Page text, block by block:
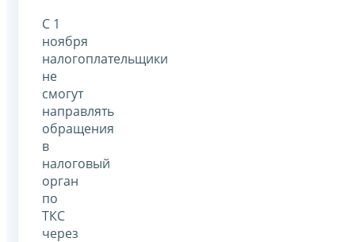
С 1
ноября
налогоплательщики
не
смогут
направлять
обращения
в
налоговый
орган
по
ТКС
через